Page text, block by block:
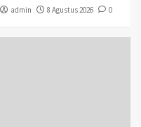
admin 8 Agustus 2026 0